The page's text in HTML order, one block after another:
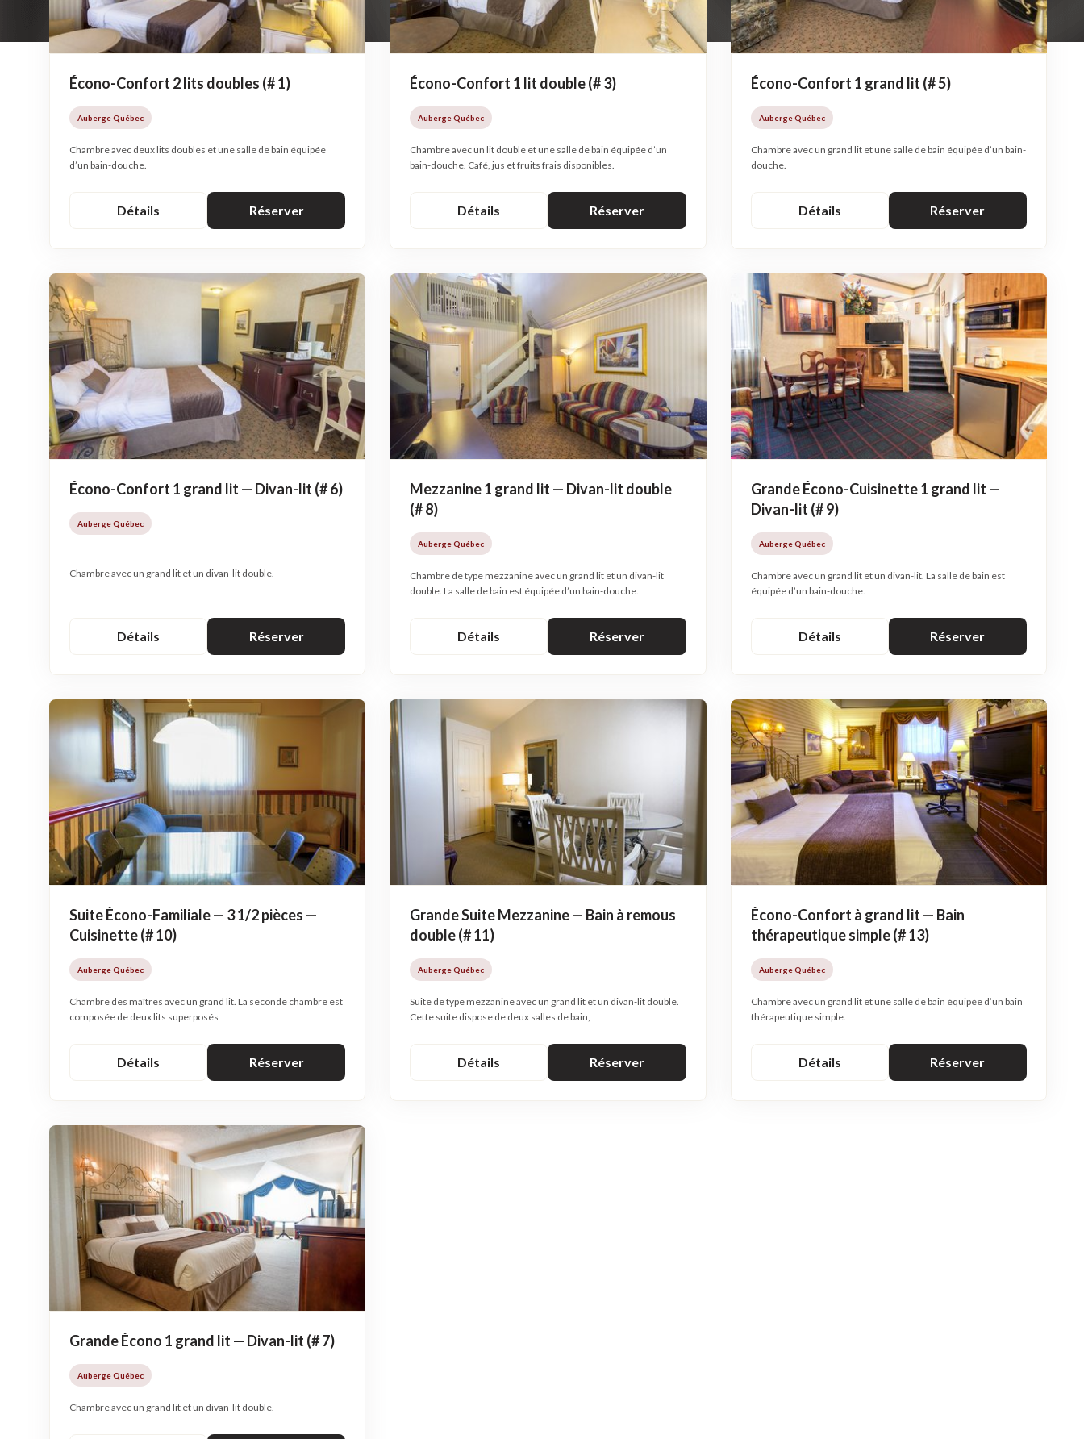
Écono-Confort 2 lits doubles (# 1)
Auberge Québec
Chambre avec deux lits doubles et une salle de bain équipée
d’un bain-douche.
Détails Réserver
Écono-Confort 1 lit double (# 3)
Auberge Québec
Chambre avec un lit double et une salle de bain équipée d’un
bain-douche. Café, jus et fruits frais disponibles.
Détails Réserver
Écono-Confort 1 grand lit (# 5)
Auberge Québec
Chambre avec un grand lit et une salle de bain équipée d’un bain-
douche.
Détails Réserver
Écono-Confort 1 grand lit — Divan-lit (# 6)
Auberge Québec
Chambre avec un grand lit et un divan-lit double.
Détails Réserver
Mezzanine 1 grand lit — Divan-lit double
(# 8)
Auberge Québec
Chambre de type mezzanine avec un grand lit et un divan-lit
double. La salle de bain est équipée d’un bain-douche.
Détails Réserver
Grande Écono-Cuisinette 1 grand lit —
Divan-lit (# 9)
Auberge Québec
Chambre avec un grand lit et un divan-lit. La salle de bain est
équipée d’un bain-douche.
Détails Réserver
Suite Écono-Familiale — 3 1/2 pièces —
Cuisinette (# 10)
Auberge Québec
Chambre des maîtres avec un grand lit. La seconde chambre est
composée de deux lits superposés
Détails Réserver
Grande Suite Mezzanine — Bain à remous
double (# 11)
Auberge Québec
Suite de type mezzanine avec un grand lit et un divan-lit double.
Cette suite dispose de deux salles de bain,
Détails Réserver
Écono-Confort à grand lit — Bain
thérapeutique simple (# 13)
Auberge Québec
Chambre avec un grand lit et une salle de bain équipée d’un bain
thérapeutique simple.
Détails Réserver
Grande Écono 1 grand lit — Divan-lit (# 7)
Auberge Québec
Chambre avec un grand lit et un divan-lit double.